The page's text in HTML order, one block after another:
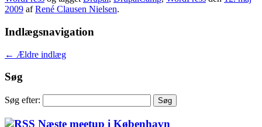
2009 afRené Clausen Nielsen.
Indlægsnavigation
← Ældre indlæg
Søg
Søg efter:
Næste meetup i København